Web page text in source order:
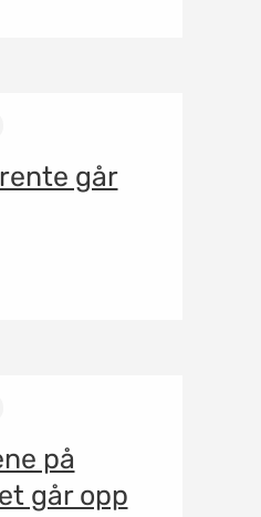
går
på
går opp